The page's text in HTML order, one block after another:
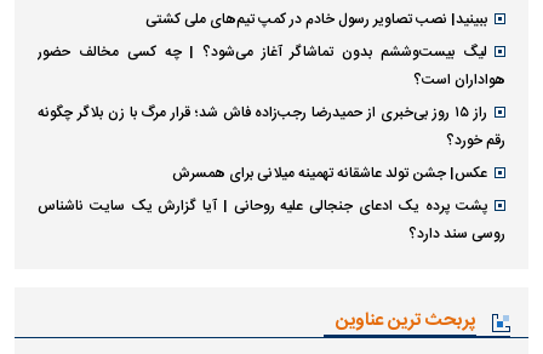
ببینید| نصب تصاویر رسول خادم در کمپ تیم‌های ملی کشتی
لیگ بیست‌وششم بدون تماشاگر آغاز می‌شود؟ | چه کسی مخالف حضور
هواداران است؟
راز ۱۵ روز بی‌خبری از حمیدرضا رجب‌زاده فاش شد؛ قرار مرگ با زن بلاگر چگونه
رقم خورد؟
عکس| جشن تولد عاشقانه تهمینه میلانی برای همسرش
پشت پرده یک ادعای جنجالی علیه روحانی | آیا گزارش یک سایت ناشناس
روسی سند دارد؟
پربحث ترین عناوین